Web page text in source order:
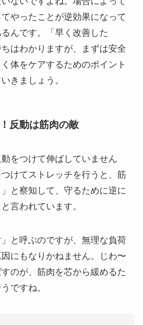
やったことが逆効果になって
んです。「早く改善した
はわかりますが、まずは安全
体をケアするためのポイント
きましょう。
反動は筋肉の敵
動をつけて伸ばしていません
けてストレッチを行うと、筋
と察知して、守るために逆に
言われています。
と呼ぶのですが、無理な負荷
にもなりかねません。じわ〜
のが、筋肉を芯から緩めるた
ですね。